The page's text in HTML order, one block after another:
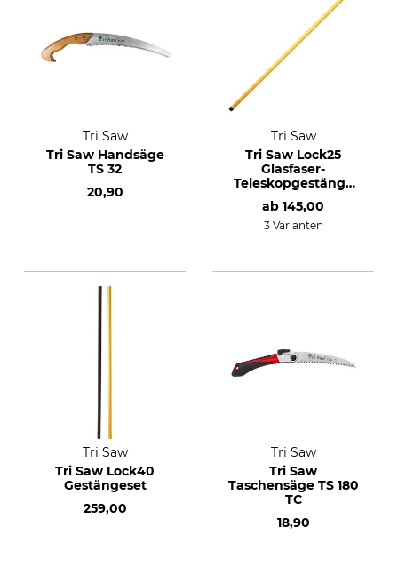
Tri Saw
Tri Saw Handsäge
TS 32
20,90
Tri Saw
Tri Saw Lock25
Glasfaser-
Teleskopgestänge
Strong
ab 145,00
3 Varianten
Tri Saw
Tri Saw Lock40
Gestängeset
259,00
Tri Saw
Tri Saw
Taschensäge TS 180
TC
18,90